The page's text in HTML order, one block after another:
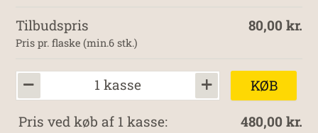
80,00 kr.
Tilbudspris
Pris pr. flaske (min.6 stk.)
KØB
1 kasse
480,00 kr.
Pris ved køb af 1 kasse: